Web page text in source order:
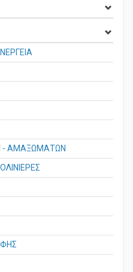
- ΑΜΑΞΩΜΑΤΩΝ